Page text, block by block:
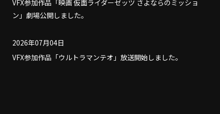
VFX参加作品「映画 仮面ライダーゼッツ さよならのミッショ
ン」劇場公開しました。
2026年07月04日
VFX参加作品「ウルトラマンテオ」放送開始しました。